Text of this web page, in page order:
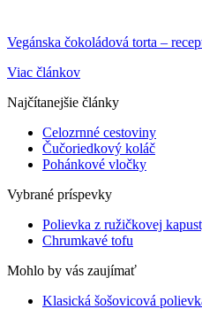
Vegánska čokoládová torta –
Viac článkov
Najčítanejšie články
Celozrnné cestoviny
Čučoriedkový koláč
Pohánkové vločky
Vybrané príspevky
Polievka z ružičkovej
Chrumkavé tofu
Mohlo by vás zaujímať
Klasická šošovicová